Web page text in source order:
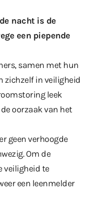
nacht is de
een piepende
samen met hun
zichzelf in veiligheid
leek
oorzaak van het
geen verhoogde
Om de
veiligheid te
een leenmelder